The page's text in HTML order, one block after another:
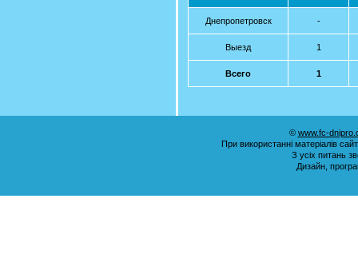
Днепропетровск -
Выезд 1
Всего 1
© www.fc-
При використанні матеріалів
З усіх питань
Дизайн,